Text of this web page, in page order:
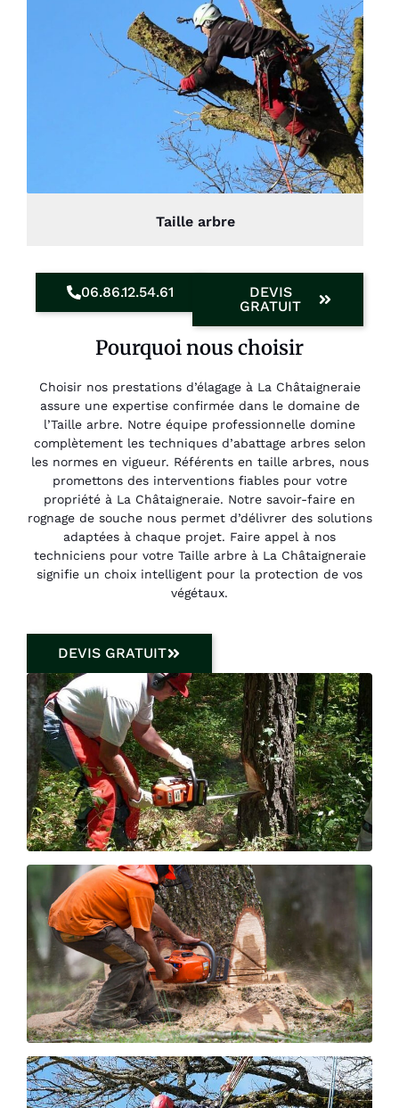
Taille arbre
06.86.12.54.61
DEVIS
GRATUIT
Pourquoi nous choisir
Choisir nos prestations d’élagage à La Châtaigneraie
assure une expertise confirmée dans le domaine de
l’Taille arbre. Notre équipe professionnelle domine
complètement les techniques d’abattage arbres selon
les normes en vigueur. Référents en taille arbres, nous
promettons des interventions fiables pour votre
propriété à La Châtaigneraie. Notre savoir-faire en
rognage de souche nous permet d’délivrer des solutions
adaptées à chaque projet. Faire appel à nos
techniciens pour votre Taille arbre à La Châtaigneraie
signifie un choix intelligent pour la protection de vos
végétaux.
DEVIS GRATUIT